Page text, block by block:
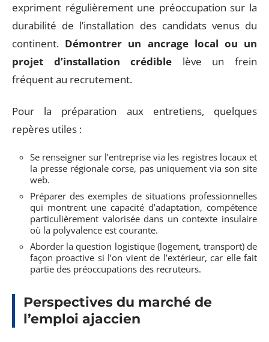
expriment régulièrement une préoccupation sur la
durabilité de l’installation des candidats venus du
continent. Démontrer un ancrage local ou un
projet d’installation crédible lève un frein
fréquent au recrutement.
Pour la préparation aux entretiens, quelques
repères utiles :
Se renseigner sur l’entreprise via les registres locaux et
la presse régionale corse, pas uniquement via son site
web.
Préparer des exemples de situations professionnelles
qui montrent une capacité d’adaptation, compétence
particulièrement valorisée dans un contexte insulaire
où la polyvalence est courante.
Aborder la question logistique (logement, transport) de
façon proactive si l’on vient de l’extérieur, car elle fait
partie des préoccupations des recruteurs.
Perspectives du marché de
l’emploi ajaccien